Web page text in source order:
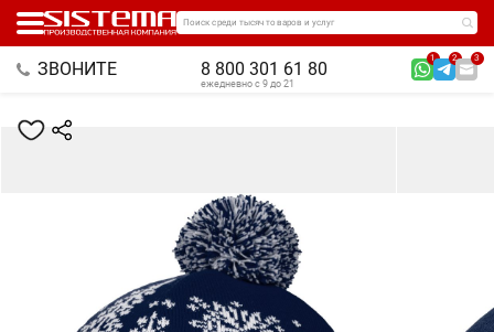
Поиск среди тысяч товаров и услуг
ЗВОНИТЕ 8 800 301 61 80
1 2 3
ежедневно с 9 до 21